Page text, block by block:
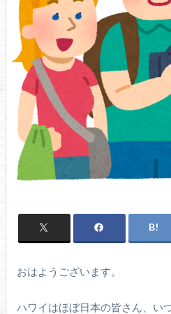
おはようございます。
ハワイはほぼ日本の皆さん、い